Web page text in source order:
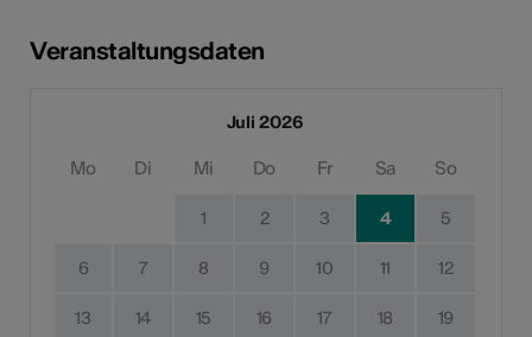
Veranstaltungsdaten
Juli 2026
Mo Di Mi Do Fr Sa So
1 2 3 4 5
6 7 8 9 10 11 12
13 14 15 16 17 18 19